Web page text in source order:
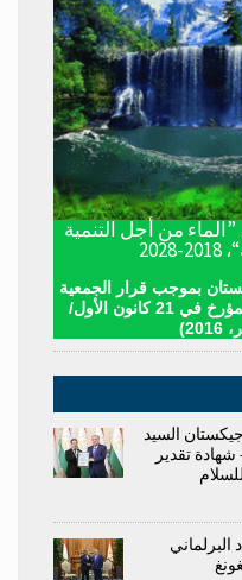
من أجل التنمية
بموجب قرار الجمعية
العامة للأمم المتحدة المؤرخ في 21 كانون الأول/
السيد
تقدير
البرلماني